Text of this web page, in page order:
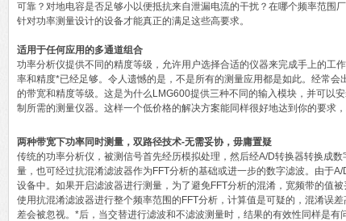
可靠？对地电容是否足够小以便抵抗来自泄漏电流的干扰？在哪个频率范围
针对功率测量设计的设备才能真正的满足这些高要求。
适用于任何应用的多通道组合
功率分析仪提供不同的精度等级，允许用户选择合适的仪器来完成手上的工
率和精度*已经足够。令人遗憾的是，不是所有的测量应用都是如此。经常
的带宽和精度等级。这是为什么LMG600提供三种不同的输入模块，并可以
制所需的测量仪器。这样一个低价格的解决方案能同样很好地达到你的要求
两种带宽下功率同时测量，双路径技术-无需妥协，毋庸置疑
传统的功率分析仪，被测信号首先经历模拟处理，然后经A/D转换器转换成
量，也可经过抗混淆滤波器作为FFT分析的基础或进一步的数字滤波。由于
设备中。如果开启滤波器进行测量，为了避免FFT分析的混淆，宽频带的值
使用抗混淆滤波器进行整个频率范围的FFT分析，计算值是可疑的，混淆误
差会被忽视。*后，当交替进行滤波和不滤波测量时，结果的有效性同样是